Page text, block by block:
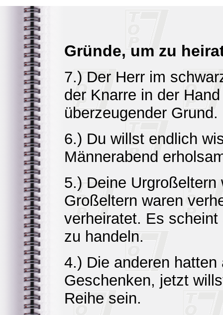
Gründe, um zu
7.) Der Herr im
der Knarre in der
überzeugender Grund.
6.) Du willst endlich
Männerabend
5.) Deine
Großeltern waren
verheiratet. Es
zu handeln.
4.) Die anderen
Geschenken, jetzt
Reihe sein.